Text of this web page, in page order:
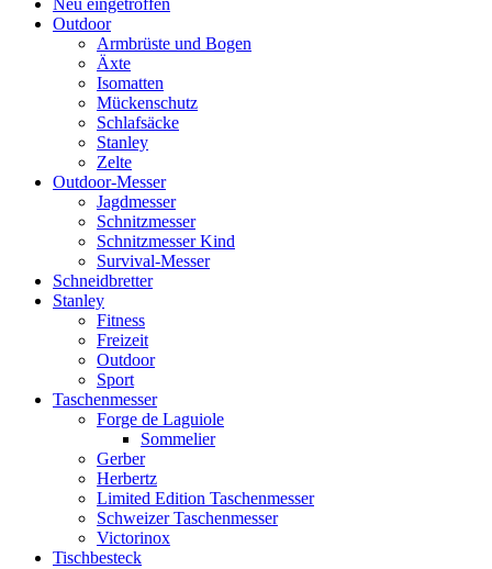
Neu eingetroffen
Outdoor
Armbrüste und Bogen
Äxte
Isomatten
Mückenschutz
Schlafsäcke
Stanley
Zelte
Outdoor-Messer
Jagdmesser
Schnitzmesser
Schnitzmesser Kind
Survival-Messer
Schneidbretter
Stanley
Fitness
Freizeit
Outdoor
Sport
Taschenmesser
Forge de Laguiole
Sommelier
Gerber
Herbertz
Limited Edition Taschenmesser
Schweizer Taschenmesser
Victorinox
Tischbesteck